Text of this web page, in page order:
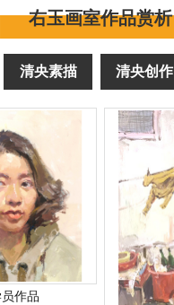
右玉画室作品赏析
清央素描 清央创作
作品